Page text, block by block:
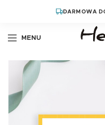
DARMOWA
MENU